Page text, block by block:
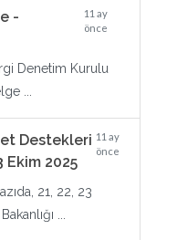
-
11 ay
önce
Denetim Kurulu
...
Destekleri
Ekim 2025
11 ay
önce
21, 22, 23
...